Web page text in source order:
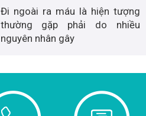
Đi ngoài ra máu là hiện tượng
thường gặp phải do nhiều
nguyên nhân gây